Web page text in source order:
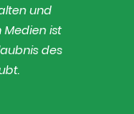
und
ist
des